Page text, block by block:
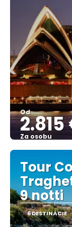
Od
Za osobu
Tour
9 notti
6 DESTINÁCIE